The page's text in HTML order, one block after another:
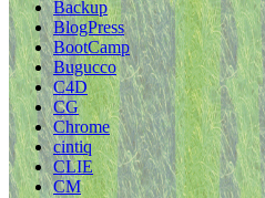
Backup
BlogPress
BootCamp
Bugucco
C4D
CG
Chrome
cintiq
CLIE
CM